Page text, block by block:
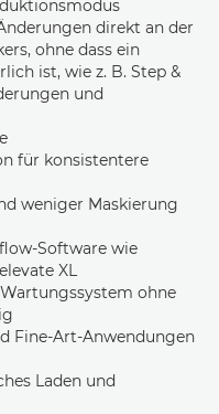
direkt an der
ohne dass ein
ist, wie z. B. Step &
und
für konsistentere
weniger Maskierung
Software wie
XL
ohne
Fine-Art-Anwendungen
Laden und